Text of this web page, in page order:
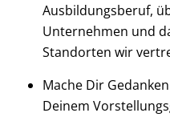
Ausbildungsberuf,
Unternehmen und
Standorten wir
Mache Dir
Deinem